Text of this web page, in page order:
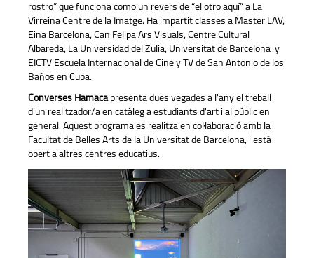
rostro” que funciona como un revers de “el otro aquí” a La
Virreina Centre de la Imatge. Ha impartit classes a Master LAV,
Eina Barcelona, Can Felipa Ars Visuals, Centre Cultural
Albareda, La Universidad del Zulia, Universitat de Barcelona y
EICTV Escuela Internacional de Cine y TV de San Antonio de los
Baños en Cuba.
Converses Hamacapresenta dues vegades a l'any el treball
d'un realitzador/a en catàleg a estudiants d'art i al públic en
general. Aquest programa es realitza en col·laboració amb la
Facultat de Belles Arts de la Universitat de Barcelona, i està
obert a altres centres educatius.